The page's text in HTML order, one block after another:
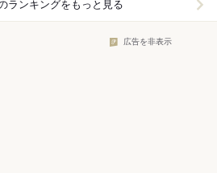
ランキングをもっと見る
広告を非表示